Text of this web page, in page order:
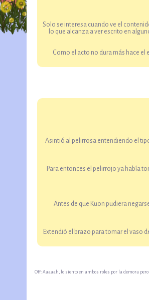
Solo se interesa cuando ve el
lo que alcanza a ver escrito en
Como el acto no dura más hace el
Asintió al pelirrosa entendiendo el
Para entonces el pelirrojo ya había
Antes de que Kuon pudiera
Extendió el brazo para tomar el vaso
Off: Aaaaah, lo siento en ambos roles por la demora